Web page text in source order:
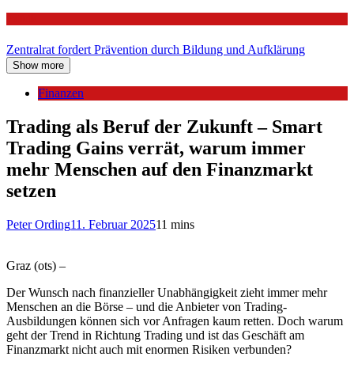
Zentralrat fordert Prävention durch Bildung und Aufklärung
Show more
Finanzen
Trading als Beruf der Zukunft – Smart
Trading Gains verrät, warum immer
mehr Menschen auf den Finanzmarkt
setzen
Peter Ording11. Februar 202511 mins
Graz (ots) –
Der Wunsch nach finanzieller Unabhängigkeit zieht immer mehr
Menschen an die Börse – und die Anbieter von Trading-
Ausbildungen können sich vor Anfragen kaum retten. Doch warum
geht der Trend in Richtung Trading und ist das Geschäft am
Finanzmarkt nicht auch mit enormen Risiken verbunden?